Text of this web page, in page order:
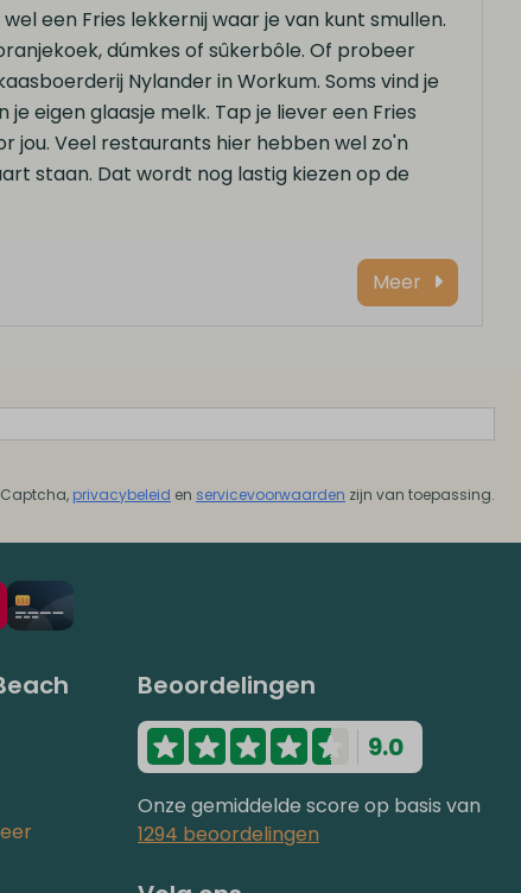
een Fries lekkernij waar je van kunt smullen.
dúmkes of sûkerbôle. Of probeer
Nylander in Workum. Soms vind je
eigen glaasje melk. Tap je liever een Fries
jou. Veel restaurants hier hebben wel zo'n
staan. Dat wordt nog lastig kiezen op de
Meer
privacybeleid en servicevoorwaarden zijn van toepassing.
Beoordelingen
9.0
Onze gemiddelde score op basis van
1294 beoordelingen